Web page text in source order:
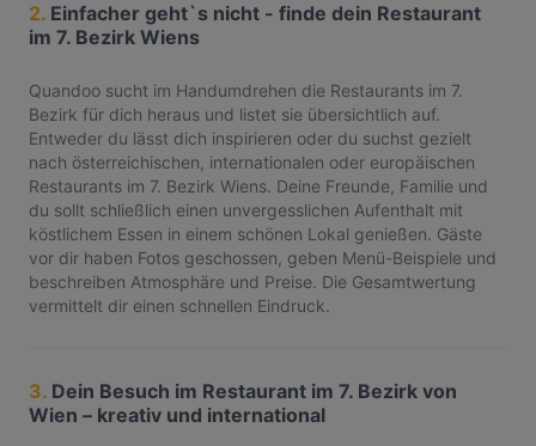
2. Einfacher geht`s nicht - finde dein Restaurant
im 7. Bezirk Wiens
Quandoo sucht im Handumdrehen die Restaurants im 7.
Bezirk für dich heraus und listet sie übersichtlich auf.
Entweder du lässt dich inspirieren oder du suchst gezielt
nach österreichischen, internationalen oder europäischen
Restaurants im 7. Bezirk Wiens. Deine Freunde, Familie und
du sollt schließlich einen unvergesslichen Aufenthalt mit
köstlichem Essen in einem schönen Lokal genießen. Gäste
vor dir haben Fotos geschossen, geben Menü-Beispiele und
beschreiben Atmosphäre und Preise. Die Gesamtwertung
vermittelt dir einen schnellen Eindruck.
3. Dein Besuch im Restaurant im 7. Bezirk von
Wien – kreativ und international